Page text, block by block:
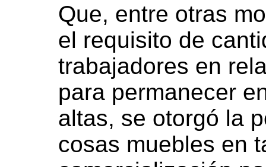
Que, entre otras
el requisito de
trabajadores en
para permanecer
altas, se otorgó la
cosas muebles en